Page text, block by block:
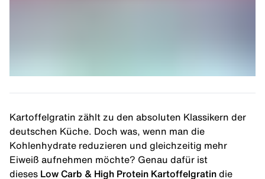
Kartoffelgratin zählt zu den absoluten Klassikern der
deutschen Küche. Doch was, wenn man die
Kohlenhydrate reduzieren und gleichzeitig mehr
Eiweiß aufnehmen möchte? Genau dafür ist
dieses Low Carb & High Protein Kartoffelgratin die